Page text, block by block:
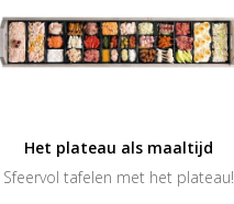
Het plateau als maaltijd
Sfeervol tafelen met het plateau!